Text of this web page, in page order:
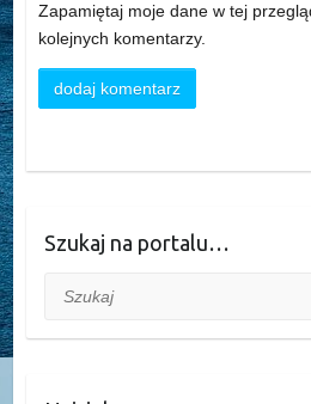
Zapamiętaj moje dane w tej
kolejnych komentarzy.
Szukaj na portalu…
Szukaj